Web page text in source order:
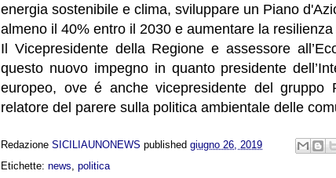
energia sostenibile e clima, sviluppare un Piano
almeno il 40% entro il 2030 e aumentare la
Il Vicepresidente della Regione e assessore
questo nuovo impegno in quanto presidente
europeo, ove é anche vicepresidente del
relatore del parere sulla politica ambientale delle
Redazione SICILIAUNONEWS published giugno 26, 2019
Etichette: news politica